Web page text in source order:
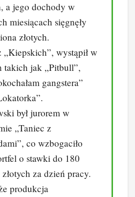
a jego dochody w
miesiącach sięgnęły
złotych.
„Kiepskich”, wystąpił w
takich jak „Pitbull”,
gangstera”
był jurorem w
„Taniec z
co wzbogaciło
o stawki do 180
za dzień pracy.
produkcja